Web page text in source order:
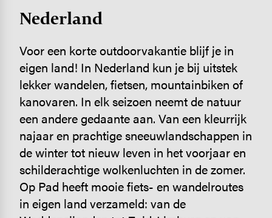
Nederland
Voor een korte outdoorvakantie blijf je in
eigen land! In Nederland kun je bij uitstek
lekker wandelen, fietsen, mountainbiken of
kanovaren. In elk seizoen neemt de natuur
een andere gedaante aan. Van een kleurrijk
najaar en prachtige sneeuwlandschappen in
de winter tot nieuw leven in het voorjaar en
schilderachtige wolkenluchten in de zomer.
Op Pad heeft mooie fiets- en wandelroutes
in eigen land verzameld: van de